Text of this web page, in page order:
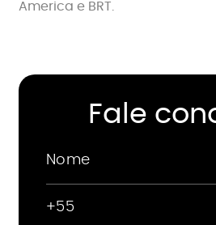
America e BRT.
Fale